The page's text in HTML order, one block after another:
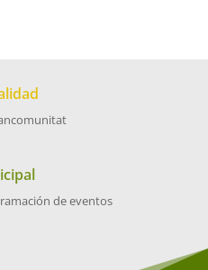
de eventos